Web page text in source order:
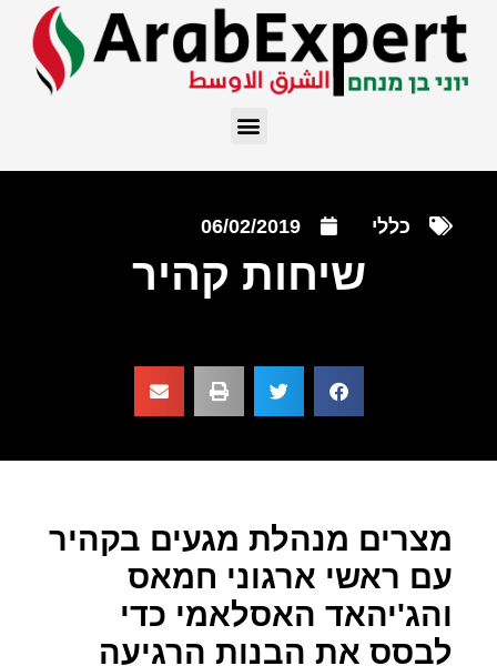
כללי 06/02/2019
שיחות קהיר
מצרים מנהלת מגעים בקהיר
עם ראשי ארגוני חמאס
והג'יהאד האסלאמי כדי
לבסס את הבנות הרגיעה